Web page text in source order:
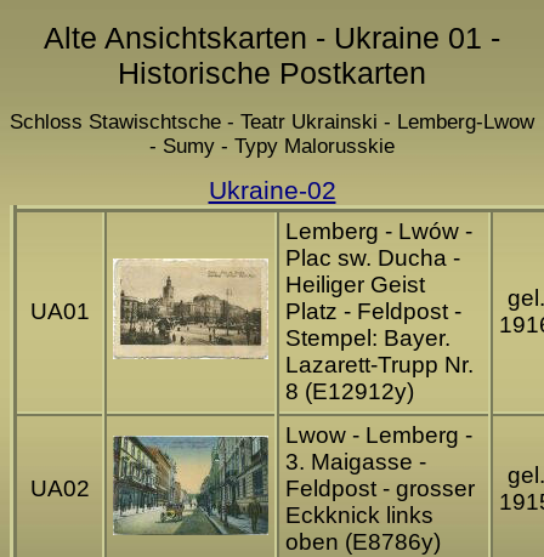
Alte Ansichtskarten - Ukraine 01 -
Historische Postkarten
Schloss Stawischtsche - Teatr Ukrainski - Lemberg-Lwow
- Sumy - Typy Malorusskie
Ukraine-02
UA01
Lemberg - Lwów -
Plac sw. Ducha -
Heiliger Geist
Platz - Feldpost -
Stempel: Bayer.
Lazarett-Trupp Nr.
8 (E12912y)
gel.
UA02
Lwow - Lemberg -
3. Maigasse -
Feldpost - grosser
Eckknick links
oben (E8786y)
gel.